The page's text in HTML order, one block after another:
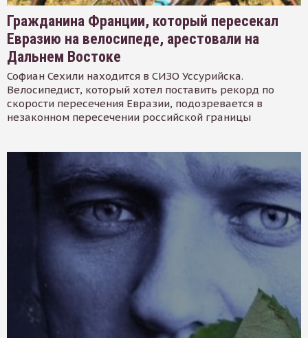
Гражданина Франции, который пересекал
Евразию на велосипеде, арестовали на
Дальнем Востоке
Софиан Сехили находится в СИЗО Уссурийска.
Велосипедист, который хотел поставить рекорд по
скорости пересечения Евразии, подозревается в
незаконном пересечении российской границы